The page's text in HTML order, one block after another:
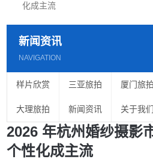
化成主流
新闻资讯
NAVIGATION
样片欣赏 三亚旅拍 厦门旅拍
大理旅拍 新闻资讯 关于我们
2026 年杭州婚纱摄影
个性化成主流